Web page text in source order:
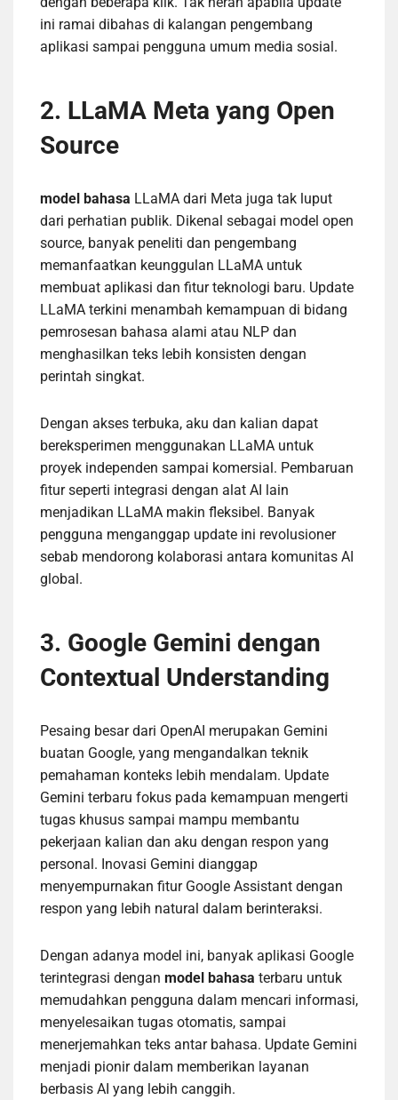
ini ramai dibahas di kalangan pengembang
aplikasi sampai pengguna umum media sosial.
2. LLaMA Meta yang Open
Source
model bahasa LLaMA dari Meta juga tak luput
dari perhatian publik. Dikenal sebagai model open
source, banyak peneliti dan pengembang
memanfaatkan keunggulan LLaMA untuk
membuat aplikasi dan fitur teknologi baru. Update
LLaMA terkini menambah kemampuan di bidang
pemrosesan bahasa alami atau NLP dan
menghasilkan teks lebih konsisten dengan
perintah singkat.
Dengan akses terbuka, aku dan kalian dapat
bereksperimen menggunakan LLaMA untuk
proyek independen sampai komersial. Pembaruan
fitur seperti integrasi dengan alat AI lain
menjadikan LLaMA makin fleksibel. Banyak
pengguna menganggap update ini revolusioner
sebab mendorong kolaborasi antara komunitas AI
global.
3. Google Gemini dengan
Contextual Understanding
Pesaing besar dari OpenAI merupakan Gemini
buatan Google, yang mengandalkan teknik
pemahaman konteks lebih mendalam. Update
Gemini terbaru fokus pada kemampuan mengerti
tugas khusus sampai mampu membantu
pekerjaan kalian dan aku dengan respon yang
personal. Inovasi Gemini dianggap
menyempurnakan fitur Google Assistant dengan
respon yang lebih natural dalam berinteraksi.
Dengan adanya model ini, banyak aplikasi Google
terintegrasi dengan model bahasa terbaru untuk
memudahkan pengguna dalam mencari informasi,
menyelesaikan tugas otomatis, sampai
menerjemahkan teks antar bahasa. Update Gemini
menjadi pionir dalam memberikan layanan
berbasis AI yang lebih canggih.